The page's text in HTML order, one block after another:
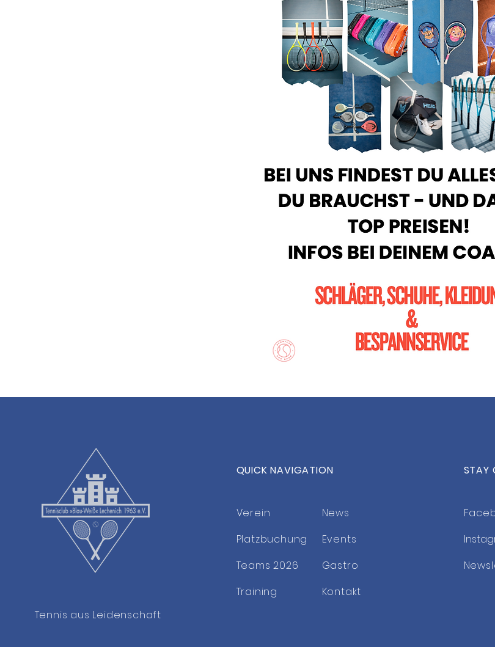
Tennis aus Leidenschaft
QUICK NAVIGATION
Verein
Platzbuchung
Teams 2026
Training
News
Events
Gastro
Kontakt
STAY